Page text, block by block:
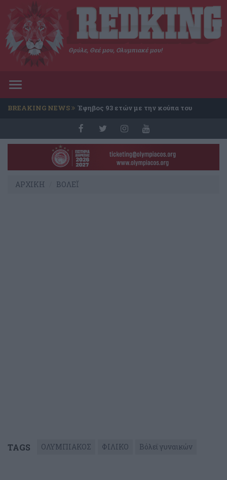
Θρύλε, Θεέ μου, Ολυμπιακέ μου!
Toggle
BREAKING NEWS Έφηβος 93 ετών με την κούπα του
ΑΡΧΙΚΗ ΒΟΛΕΪ
TAGS ΟΛΥΜΠΙΑΚΟΣ ΦΙΛΙΚΟ Βόλεϊ γυναικών